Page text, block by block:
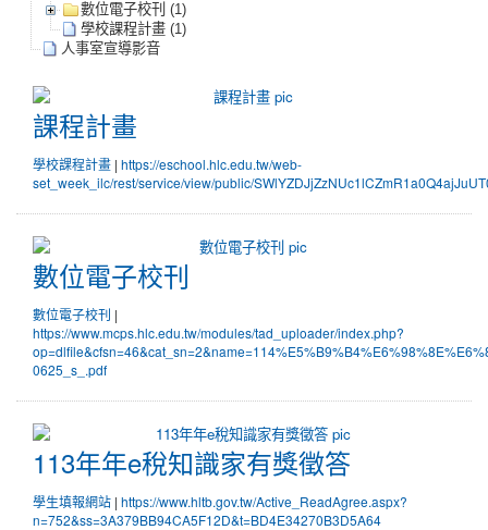
數位電子校刊 (1)
學校課程計畫 (1)
人事室宣導影音
課程計畫
學校課程計畫 | https://eschool.hlc.edu.tw/web-
set_week_ilc/rest/service/view/public/
數位電子校刊
數位電子校刊 |
https://www.mcps.hlc.edu.tw/modules/tad_uploader/index.php?
0625_s_.pdf
113年年e稅知識家有獎徵答
113年年e稅知識家有獎徵答
學生填報網站 | https://www.hltb.gov.tw/Active_ReadAgree.aspx?
n=752&ss=3A379BB94CA5F12D&t=BD4E34270B3D5A64